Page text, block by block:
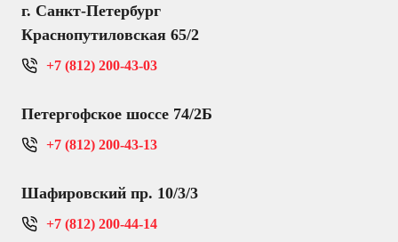
г. Санкт-Петербург
Краснопутиловская 65/2
+7 (812) 200-43-03
Петергофское шоссе 74/2Б
+7 (812) 200-43-13
Шафировский пр. 10/3/3
+7 (812) 200-44-14